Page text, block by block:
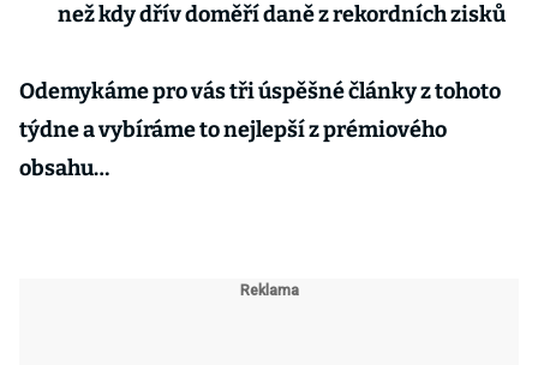
než kdy dřív doměří daně z rekordních zisků
Odemykáme pro vás tři úspěšné články z tohoto
týdne a vybíráme to nejlepší z prémiového
obsahu…